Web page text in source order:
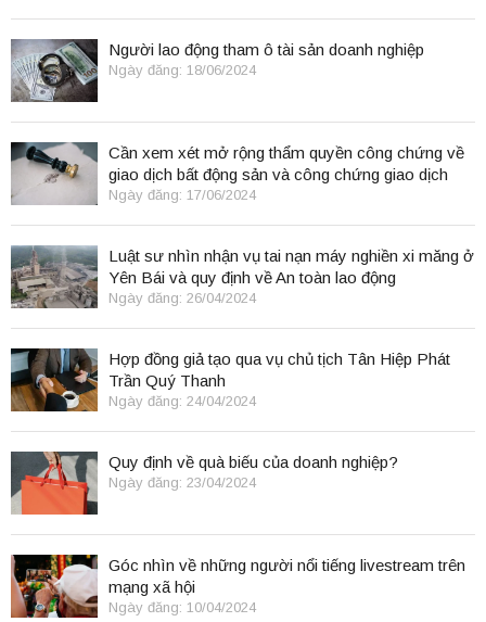
Người lao động tham ô tài sản doanh nghiệp
Ngày đăng: 18/06/2024
Cần xem xét mở rộng thẩm quyền công chứng về
giao dịch bất động sản và công chứng giao dịch
điện tử.
Ngày đăng: 17/06/2024
Luật sư nhìn nhận vụ tai nạn máy nghiền xi măng ở
Yên Bái và quy định về An toàn lao động
Ngày đăng: 26/04/2024
Hợp đồng giả tạo qua vụ chủ tịch Tân Hiệp Phát
Trần Quý Thanh
Ngày đăng: 24/04/2024
Quy định về quà biếu của doanh nghiệp?
Ngày đăng: 23/04/2024
Góc nhìn về những người nổi tiếng livestream trên
mạng xã hội
Ngày đăng: 10/04/2024